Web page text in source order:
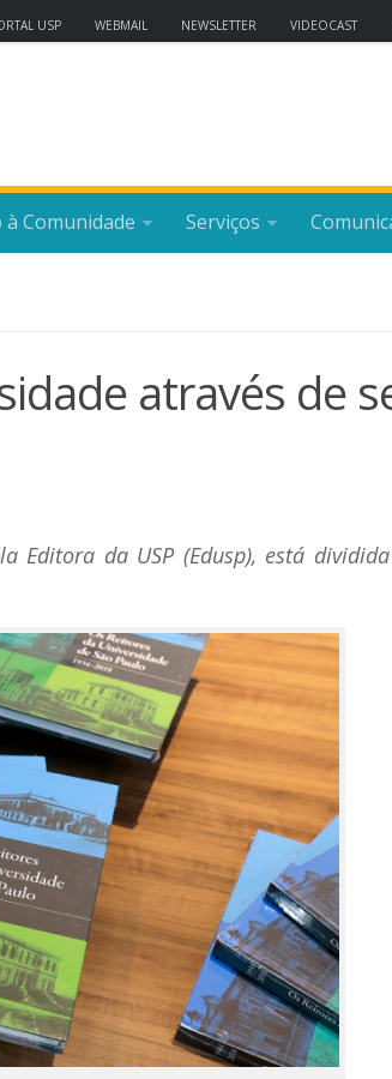
USP WEBMAIL NEWSLETTER VIDEOCAST
à Comunidade Serviços
através de
Editora da USP (Edusp), está